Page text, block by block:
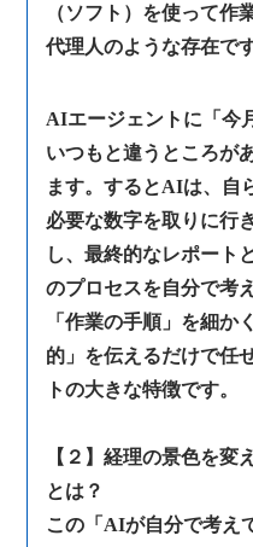
（ソフト）を使って作
代理人のような存在です
AIエージェントに「今
いつもと違うところが
ます。するとAIは、自
必要な数字を取りに行
し、最終的なレポート
のプロセスを自分で考
「作業の手順」を細か
的」を伝えるだけで任
トの大きな特徴です。
【２】経理の景色を変
とは？
この「AIが自分で考え